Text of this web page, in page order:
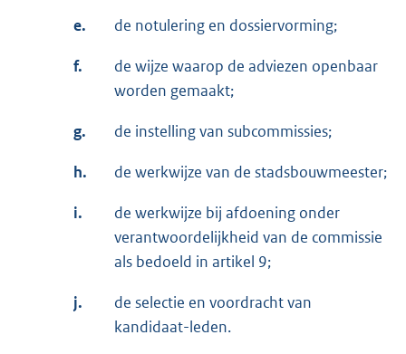
e. de notulering en dossiervorming;
f.
de wijze waarop de adviezen openbaar
worden gemaakt;
g. de instelling van subcommissies;
h. de werkwijze van de stadsbouwmeester;
i.
de werkwijze bij afdoening onder
verantwoordelijkheid van de commissie
als bedoeld in artikel 9;
j.
de selectie en voordracht van
kandidaat-leden.